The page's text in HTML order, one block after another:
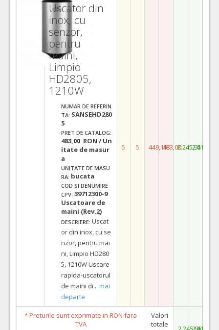
Uscator din
inox, cu
senzor,
pentru
maini,
Limpio
HD2805,
1210W
NUMAR DE REFERIN
TA: SANSEHD280
5
PRET DE CATALOG:
483,00 RON / Un
itate de masur
a
UNITATE DE MASU
RA: bucata
COD SI DENUMIRE
CPV: 39712300-9
Uscatoare de
maini (Rev.2)
DESCRIERE: Uscat
or din inox, cu se
nzor, pentru mai
ni, Limpio HD280
5, 1210W Uscare
rapida-uscatorul
de maini di... mai
departe
5 5 449,19483,002.245,952.415,00
* Preturile sunt exprimate in RON fara
TVA
Valori
totale